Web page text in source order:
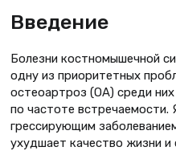
Введение
Болезни костномышечной
одну из приоритет­ных
остеоартроз (ОА) среди
по частоте встре­чаемости.
грессирующим
ухудшает качество жизни